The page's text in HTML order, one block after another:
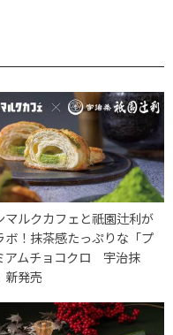
マルクカフェと祇園辻利が
ボ！抹茶感たっぷりな「プ
アムチョコクロ 宇治抹
新発売